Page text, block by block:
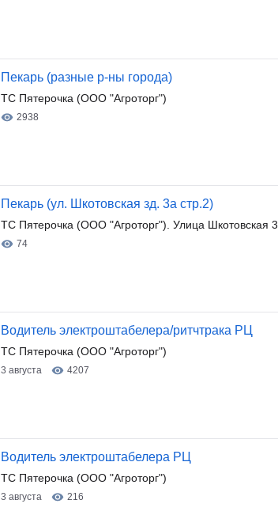
Пекарь (разные р-ны города)
ТС Пятерочка (ООО "Агроторг")
2938
Пекарь (ул. Шкотовская зд. 3а стр.2)
ТС Пятерочка (ООО "Агроторг"). Улица Шкотовская 3
74
Водитель электроштабелера/ритчтрака РЦ
ТС Пятерочка (ООО "Агроторг")
3 августа 4207
Водитель электроштабелера РЦ
ТС Пятерочка (ООО "Агроторг")
3 августа 216